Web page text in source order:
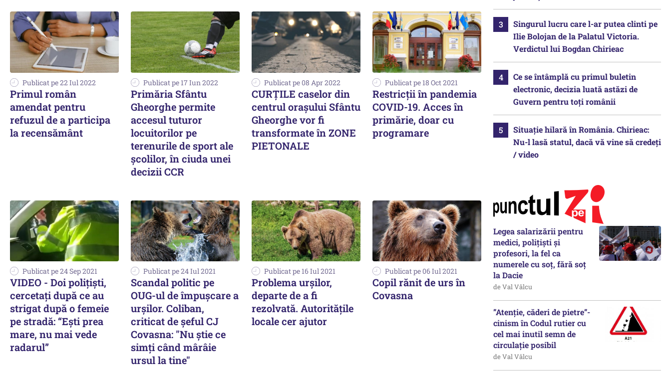
Publicat pe 22 Iul 2022
Primul român
amendat pentru
refuzul de a participa
la recensământ
Publicat pe 17 Iun 2022
Primăria Sfântu
Gheorghe permite
accesul tuturor
locuitorilor pe
terenurile de sport ale
școlilor, în ciuda unei
decizii CCR
Publicat pe 08 Apr 2022
CURȚILE caselor din
centrul orașului Sfântu
Gheorghe vor fi
transformate în ZONE
PIETONALE
Publicat pe 18 Oct 2021
Restricții în pandemia
COVID-19. Acces în
primărie, doar cu
programare
Publicat pe 24 Sep 2021
VIDEO - Doi poliţişti,
cercetaţi după ce au
strigat după o femeie
pe stradă: “Eşti prea
mare, nu mai vede
radarul”
Publicat pe 24 Iul 2021
Scandal politic pe
OUG-ul de împuşcare a
urşilor. Coliban,
criticat de şeful CJ
Covasna: "Nu ştie ce
simţi când mârâie
ursul la tine"
Publicat pe 16 Iul 2021
Problema urșilor,
departe de a fi
rezolvată. Autoritățile
locale cer ajutor
Publicat pe 06 Iul 2021
Copil rănit de urs în
Covasna
Singurul lucru care l-ar putea clinti pe
Ilie Bolojan de la Palatul Victoria.
Verdictul lui Bogdan Chirieac
Ce se întâmplă cu primul buletin
electronic, decizia luată astăzi de
Guvern pentru toți românii
Situație hilară în România. Chirieac:
Nu-l lasă statul, dacă vă vine să credeți
/ video
Legea salarizării pentru
medici, polițiști și
profesori, la fel ca
numerele cu soț, fără soț
la Dacie
de Val Vâlcu
”Atenție, căderi de pietre”-
cinism în Codul rutier cu
cel mai inutil semn de
circulație posibil
de Val Vâlcu